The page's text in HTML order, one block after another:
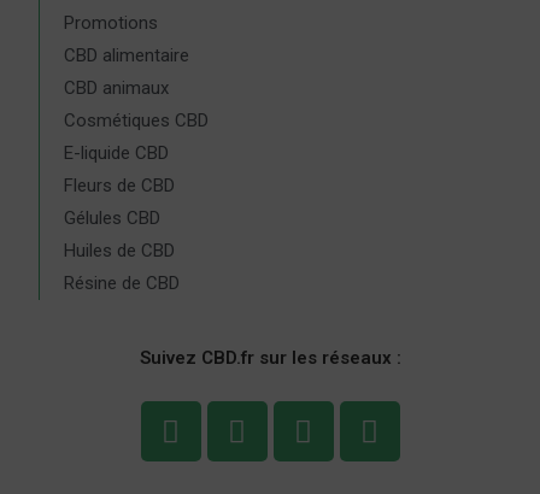
Promotions
CBD alimentaire
CBD animaux
Cosmétiques CBD
E-liquide CBD
Fleurs de CBD
Gélules CBD
Huiles de CBD
Résine de CBD
Suivez CBD.fr sur les réseaux :